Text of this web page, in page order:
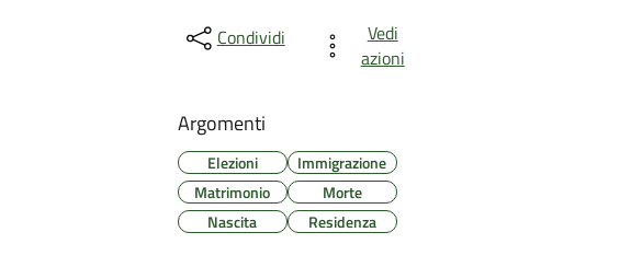
Condividi
Vedi
azioni
Argomenti
Elezioni
Immigrazione
Matrimonio
Morte
Nascita
Residenza